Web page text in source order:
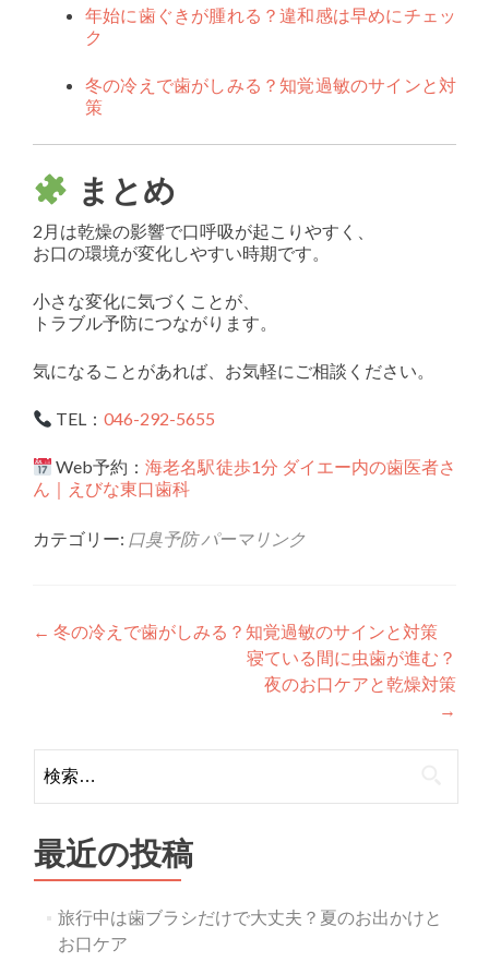
年始に歯ぐきが腫れる？違和感は早めにチェッ
ク
冬の冷えで歯がしみる？知覚過敏のサインと対
策
まとめ
2月は乾燥の影響で口呼吸が起こりやすく、
お口の環境が変化しやすい時期です。
小さな変化に気づくことが、
トラブル予防につながります。
気になることがあれば、お気軽にご相談ください。
TEL：046-292-5655
Web予約：海老名駅徒歩1分 ダイエー内の歯医者さ
ん｜えびな東口歯科
カテゴリー: 口臭予防 パーマリンク
投
ビ
ゲ
シ
ョ
ン
← 冬の冷えで歯がしみる？知覚過敏のサインと対策
寝ている間に虫歯が進む？
夜のお口ケアと乾燥対策
→
索:
最近の投稿
旅行中は歯ブラシだけで大丈夫？夏のお出かけと
お口ケア